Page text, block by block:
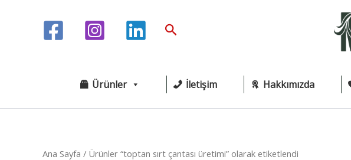
Arama
Ürünler İletişim Hakkımızda
Ana Sayfa / Ürünler “toptan sırt çantası üretimi” olarak etiketlendi